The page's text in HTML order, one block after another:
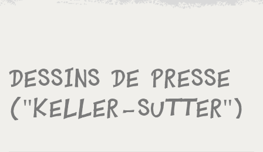
Dessins de presse
("Keller-Sutter")